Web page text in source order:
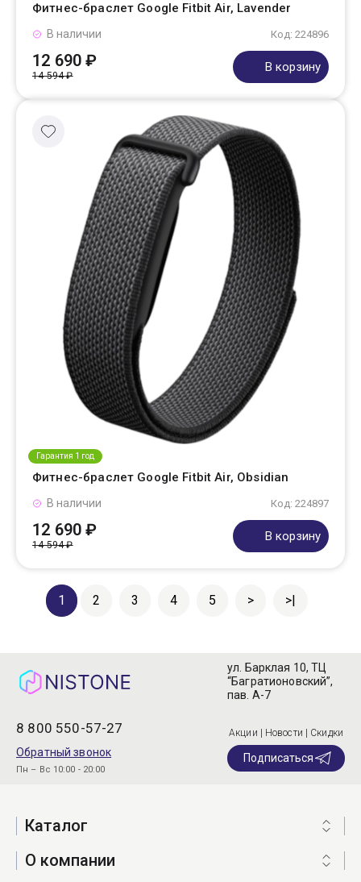
Фитнес-браслет Google Fitbit Air, Lavender
Код: 224896
В наличии
12 690 ₽
14 594 ₽
В корзину
Гарантия 1 год
Фитнес-браслет Google Fitbit Air, Obsidian
Код: 224897
В наличии
12 690 ₽
14 594 ₽
В корзину
1 2 3 4 5 > >|
8 800 550-57-27
Обратный звонок
Пн – Вс 10:00 - 20:00
ул. Барклая 10, ТЦ
“Багратионовский”,
пав. А-7
Акции | Новости | Скидки
Подписаться
Каталог
О компании